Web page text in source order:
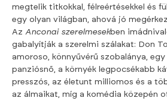
megtelik titkokkal, félreértésekkel és
egy olyan világban, ahová jó
Az Anconai szerelmesekben
gabalyítják a szerelmi szálakat: Don
amoroso, könnyűvérű szobalánya, egy
panziósnő, a környék legpocsékabb
presszós, az életunt milliomos és a
az álmaikat, míg a komédia közepén